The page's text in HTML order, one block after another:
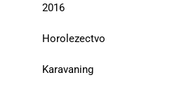
2016
Horolezectvo
Karavaning